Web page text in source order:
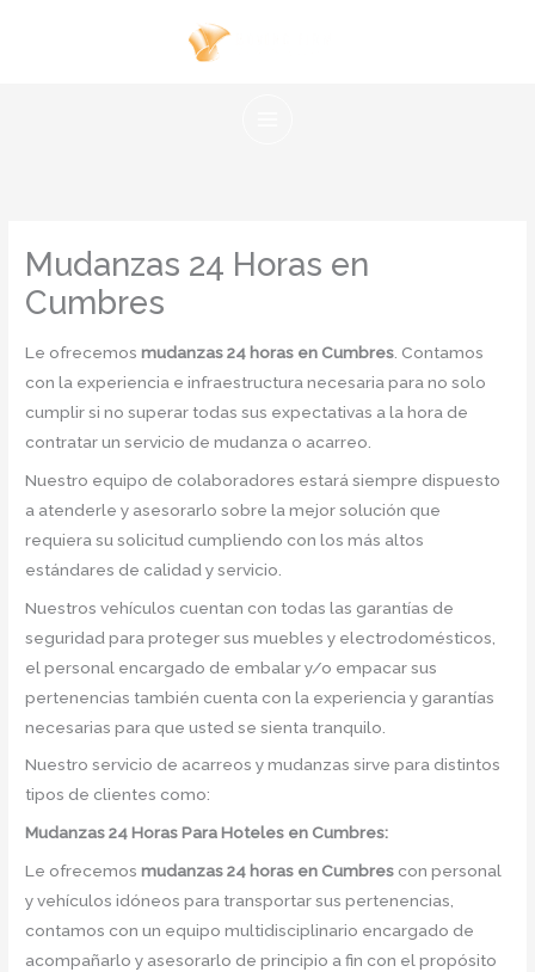
Mudanzas 24 Horas en
Cumbres
Le ofrecemos mudanzas 24 horas en Cumbres . Contamos
con la experiencia e infraestructura necesaria para no solo
cumplir si no superar todas sus expectativas a la hora de
contratar un servicio de mudanza o acarreo.
Nuestro equipo de colaboradores estará siempre dispuesto
a atenderle y asesorarlo sobre la mejor solución que
requiera su solicitud cumpliendo con los más altos
estándares de calidad y servicio.
Nuestros vehículos cuentan con todas las garantías de
seguridad para proteger sus muebles y electrodomésticos,
el personal encargado de embalar y/o empacar sus
pertenencias también cuenta con la experiencia y garantías
necesarias para que usted se sienta tranquilo.
Nuestro servicio de acarreos y mudanzas sirve para distintos
tipos de clientes como:
Mudanzas 24 Horas Para Hoteles en Cumbres:
Le ofrecemosmudanzas 24 horas en Cumbres con personal
y vehículos idóneos para transportar sus pertenencias,
contamos con un equipo multidisciplinario encargado de
acompañarlo y asesorarlo de principio a fin con el propósito